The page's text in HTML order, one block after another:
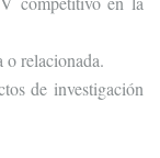
relacionada.
de investigación